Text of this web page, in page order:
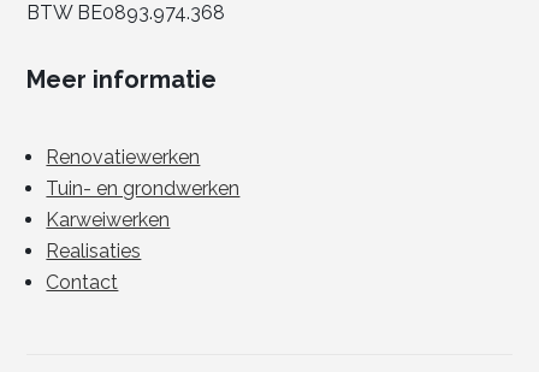
BTW BE0893.974.368
Meer informatie
Renovatiewerken
Tuin- en grondwerken
Karweiwerken
Realisaties
Contact